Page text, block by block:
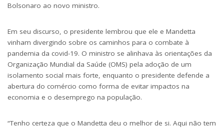
Bolsonaro ao novo ministro.
Em seu discurso, o presidente lembrou que ele e Mandetta
vinham divergindo sobre os caminhos para o combate à
pandemia da covid-19. O ministro se alinhava às orientações da
Organização Mundial da Saúde (OMS) pela adoção de um
isolamento social mais forte, enquanto o presidente defende a
abertura do comércio como forma de evitar impactos na
economia e o desemprego na população.
“Tenho certeza que o Mandetta deu o melhor de si. Aqui não tem